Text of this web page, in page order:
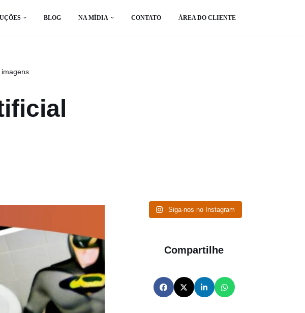
BLOG NA MÍDIA CONTATO ÁREA DO CLIENTE
Siga-nos no Instagram
Compartilhe